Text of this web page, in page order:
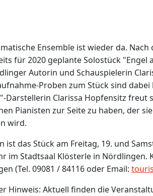
Ensemble ist wieder da.
für 2020 geplante Solostück "Engel
Autorin und Schauspielerin
Proben zum Stück sind
Darstellerin Clarissa Hopfensitz freut
Pianisten zur Seite zu haben, der
wird.
ist das Stück am Freitag, 19. und
im Stadtsaal Klösterle in
(Tel. 09081 / 84116 oder Email:
Hinweis: Aktuell finden die